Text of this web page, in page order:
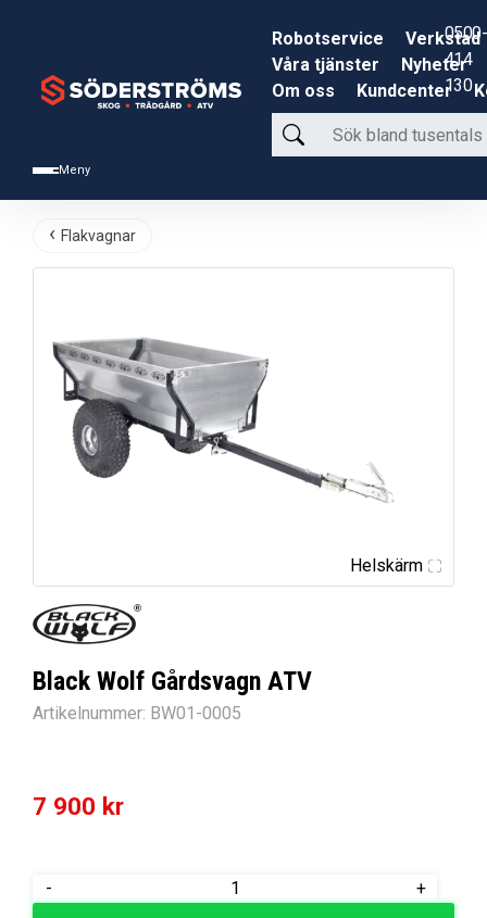
Meny
Robotservice
Verkstad
Våra tjänster
Nyheter
Om oss
Kundcenter
Sök
bland
produkter
0500-
414
130
Flakvagnar
Helskärm
Black Wolf Gårdsvagn ATV
Artikelnummer: BW01-0005
7 900 kr
-
Black
Wolf
+